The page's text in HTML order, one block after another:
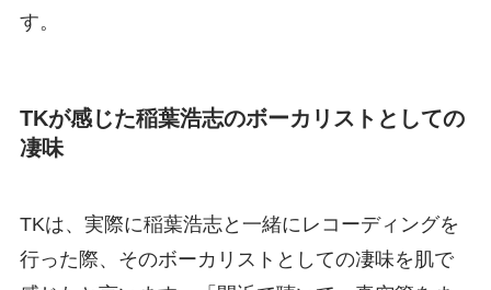
す。
TKが感じた稲葉浩志のボーカリストとしての
凄味
TKは、実際に稲葉浩志と一緒にレコーディングを
行った際、そのボーカリストとしての凄味を肌で